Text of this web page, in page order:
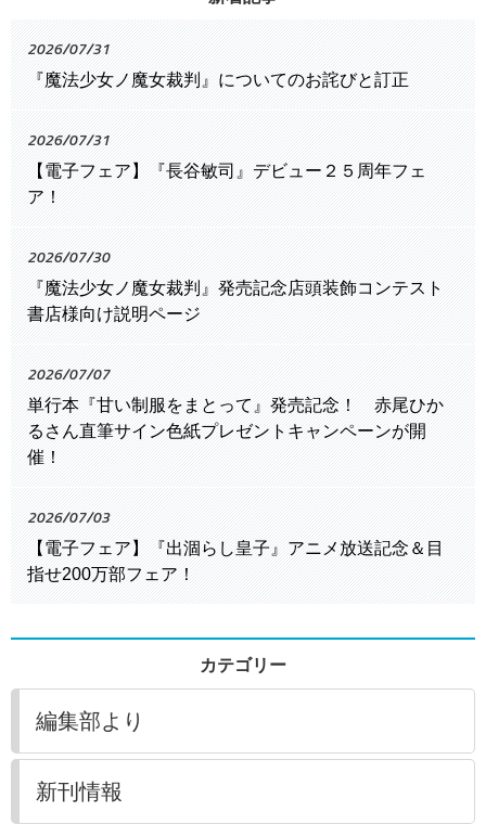
2026/07/31
『魔法少女ノ魔女裁判』についてのお詫びと訂正
2026/07/31
【電子フェア】『長谷敏司』デビュー２５周年フェ
ア！
2026/07/30
『魔法少女ノ魔女裁判』発売記念店頭装飾コンテスト
書店様向け説明ページ
2026/07/07
単行本『甘い制服をまとって』発売記念！ 赤尾ひか
るさん直筆サイン色紙プレゼントキャンペーンが開
催！
2026/07/03
【電子フェア】『出涸らし皇子』アニメ放送記念＆目
指せ200万部フェア！
カテゴリー
編集部より
新刊情報